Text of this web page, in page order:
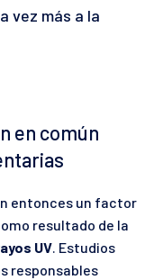
vez más a la
en común
entonces un factor
resultado de la
UV. Estudios
responsables